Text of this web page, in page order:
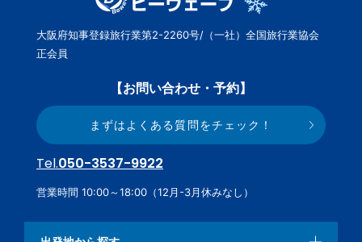
大阪府知事登録旅行業第2-2260号/（一社）全国旅行業協会
正会員
【お問い合わせ・予約】
まずはよくある質問をチェック！
Tel.050-3537-9922
営業時間 10:00～18:00（12月-3月休みなし）